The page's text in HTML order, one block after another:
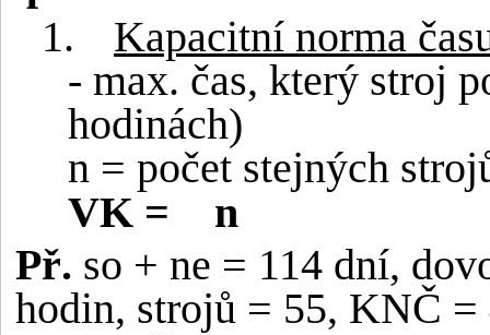
1.
Kapacitní norma
- max. čas, který stroj
hodinách)
n = počet stejných
VK =
n
Př. so + ne = 114 dní,
hodin, strojů = 55, KNČ =